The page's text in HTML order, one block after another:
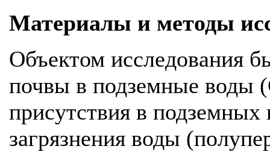
Материалы и методы
Объектом исследования
почвы в подземные воды
присутствия в подземных
загрязнения воды